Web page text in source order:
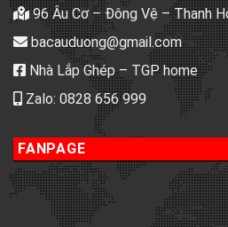
96 Âu Cơ – Đông Vệ – Thanh
bacauduong@gmail.com
Nhà Lắp Ghép – TGP home
Zalo: 0828 656 999
FANPAGE